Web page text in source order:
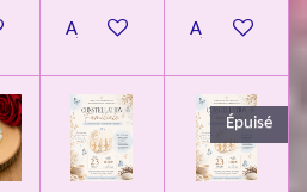
panierAjouter au panierAjouter au
Épuisé